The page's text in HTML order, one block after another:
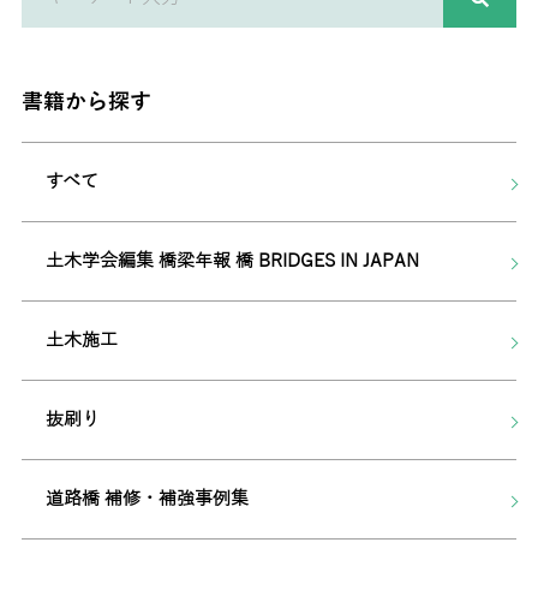
書籍から探す
すべて
土木学会編集 橋梁年報 橋 BRIDGES IN JAPAN
土木施工
抜刷り
道路橋 補修・補強事例集